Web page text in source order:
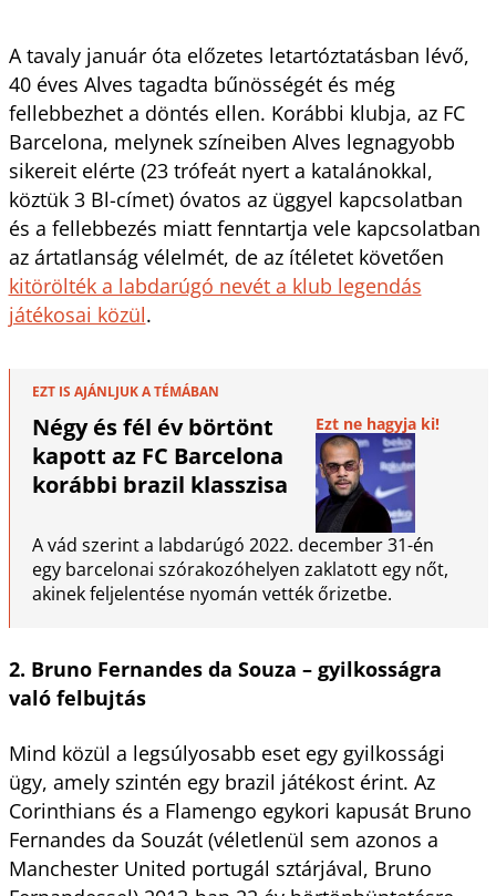
A tavaly január óta előzetes letartóztatásban lévő,
40 éves Alves tagadta bűnösségét és még
fellebbezhet a döntés ellen. Korábbi klubja, az FC
Barcelona, melynek színeiben Alves legnagyobb
sikereit elérte (23 trófeát nyert a katalánokkal,
köztük 3 Bl-címet) óvatos az üggyel kapcsolatban
és a fellebbezés miatt fenntartja vele kapcsolatban
az ártatlanság vélelmét, de az ítéletet követően
kitörölték a labdarúgó nevét a klub legendás
játékosai közül.
EZT IS AJÁNLJUK A TÉMÁBAN
Négy és fél év börtönt
kapott az FC Barcelona
korábbi brazil klasszisa
Ezt ne hagyja ki!
A vád szerint a labdarúgó 2022. december 31-én
egy barcelonai szórakozóhelyen zaklatott egy nőt,
akinek feljelentése nyomán vették őrizetbe.
2. Bruno Fernandes da Souza – gyilkosságra
való felbujtás
Mind közül a legsúlyosabb eset egy gyilkossági
ügy, amely szintén egy brazil játékost érint. Az
Corinthians és a Flamengo egykori kapusát Bruno
Fernandes da Souzát (véletlenül sem azonos a
Manchester United portugál sztárjával, Bruno